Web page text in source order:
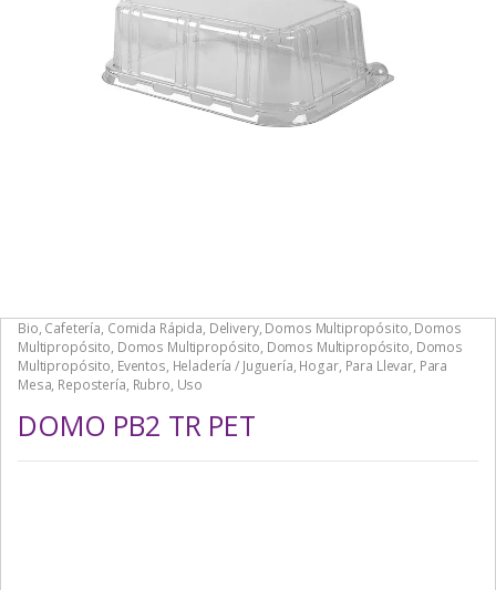
Bio, Cafetería, Comida Rápida, Delivery, Domos Multipropósito, Domos
Multipropósito, Domos Multipropósito, Domos Multipropósito, Domos
Multipropósito, Eventos, Heladería / Juguería, Hogar, Para Llevar, Para
Mesa, Repostería, Rubro, Uso
DOMO PB2 TR PET